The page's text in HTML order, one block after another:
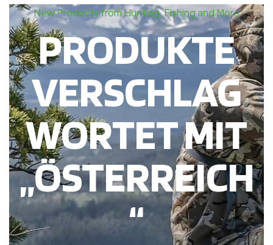
New Products from Hunting, Fishing and More
PRODUKTE
VERSCHLAG
WORTET MIT
„ÖSTERREICH
“